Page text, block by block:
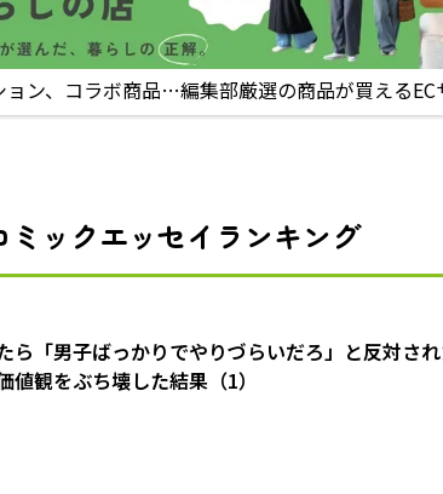
ン、コラボ商品…編集部厳選の商品が買えるEC
ミックエッセイランキング
ら「男子ばっかりでやりづらいだろ」と反対さ
値観をぶち壊した結果（1）